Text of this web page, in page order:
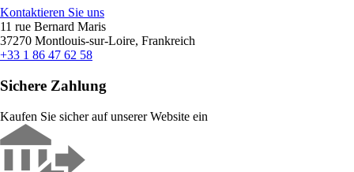
Kontaktieren Sie uns
11 rue Bernard Maris
37270 Montlouis-sur-Loire, Frankreich
+33 1 86 47 62 58
Sichere Zahlung
Kaufen Sie sicher auf unserer Website ein